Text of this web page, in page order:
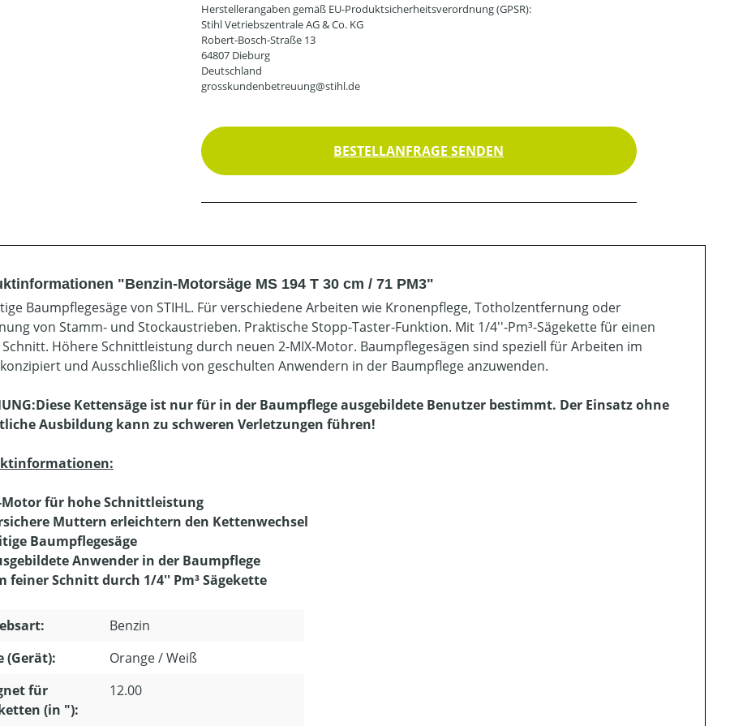
Herstellerangaben gemäß EU-Produktsicherheitsverordnung (GPSR):
Stihl Vetriebszentrale AG & Co. KG
Robert-Bosch-Straße 13
64807 Dieburg
Deutschland
grosskundenbetreuung@stihl.de
BESTELLANFRAGE SENDEN
"Benzin-Motorsäge MS 194 T 30 cm / 71 PM3"
Baumpflegesäge von STIHL. Für verschiedene Arbeiten wie Kronenpflege, Totholzentfernung oder
von Stamm- und Stockaustrieben. Praktische Stopp-Taster-Funktion. Mit 1/4''-Pm³-Sägekette für einen
Höhere Schnittleistung durch neuen 2-MIX-Motor. Baumpflegesägen sind speziell für Arbeiten im
und Ausschließlich von geschulten Anwendern in der Baumpflege anzuwenden.
Kettensäge ist nur für in der Baumpflege ausgebildete Benutzer bestimmt. Der Einsatz ohne
Ausbildung kann zu schweren Verletzungen führen!
Motor für hohe Schnittleistung
Muttern erleichtern den Kettenwechsel
Baumpflegesäge
Anwender in der Baumpflege
feiner Schnitt durch 1/4'' Pm³ Sägekette
Benzin
(Gerät):
Orange / Weiß
für
(in "):
12.00